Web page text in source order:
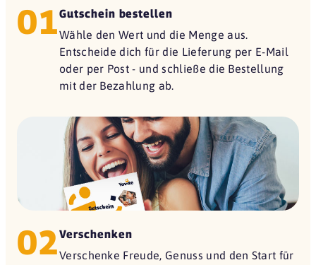
01Gutschein bestellen
Wähle den Wert und die Menge aus.
Entscheide dich für die Lieferung per E-Mail
oder per Post - und schließe die Bestellung
mit der Bezahlung ab.
02Verschenken
Verschenke Freude, Genuss und den Start für